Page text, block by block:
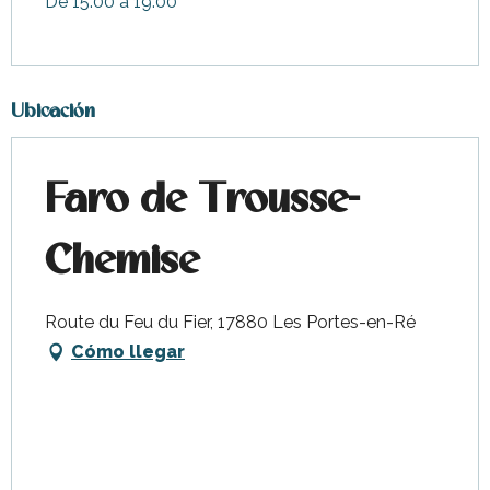
Ubicación
Faro de Trousse-
Chemise
Route du Feu du Fier, 17880 Les Portes-en-Ré
Cómo llegar